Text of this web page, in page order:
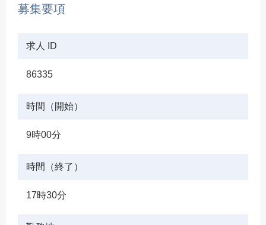
募集要項
求人 ID
86335
時間（開始）
9時00分
時間（終了）
17時30分